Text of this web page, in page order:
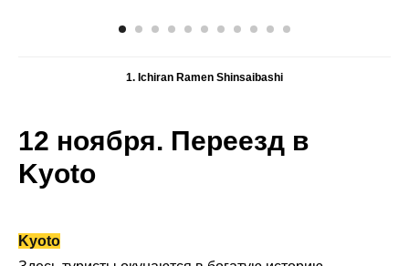
1. Ichiran Ramen Shinsaibashi
12 ноября. Переезд в
Kyoto
Kyoto